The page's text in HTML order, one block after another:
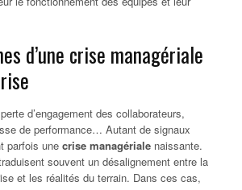
d’une crise managériale
d’engagement des collaborateurs,
de performance… Autant de signaux
parfois une crise managériale naissante.
souvent un désalignement entre la
et les réalités du terrain. Dans ces cas,